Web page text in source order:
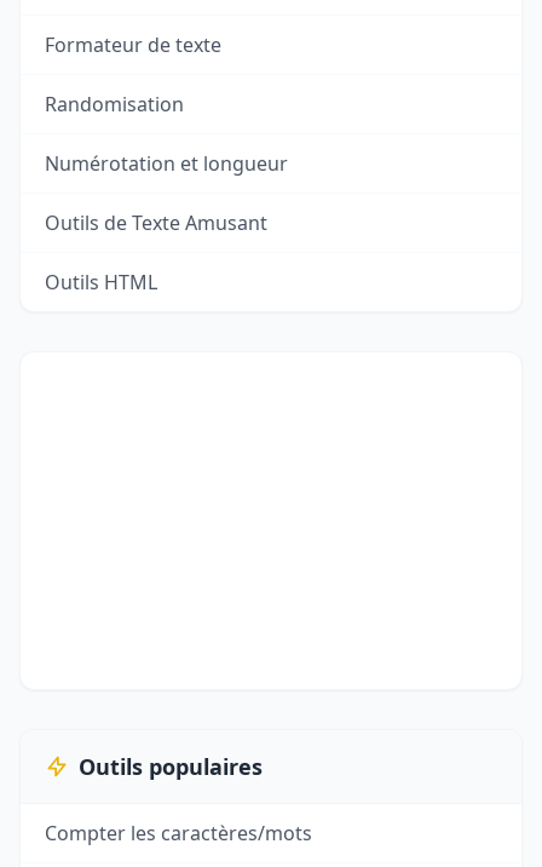
Formateur de texte
Randomisation
Numérotation et longueur
Outils de Texte Amusant
Outils HTML
Outils populaires
Compter les caractères/mots